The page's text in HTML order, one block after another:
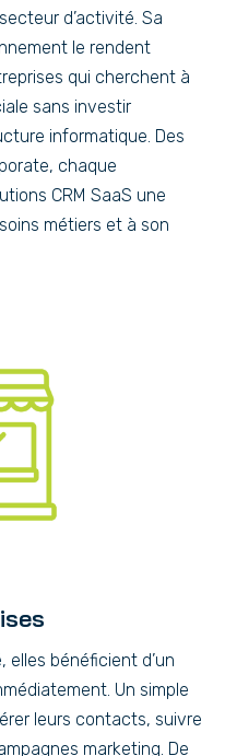
d’activité. Sa
le rendent
qui cherchent à
sans investir
informatique. Des
chaque
CRM SaaS une
métiers et à son
bénéficient d’un
Un simple
leurs contacts, suivre
marketing. De